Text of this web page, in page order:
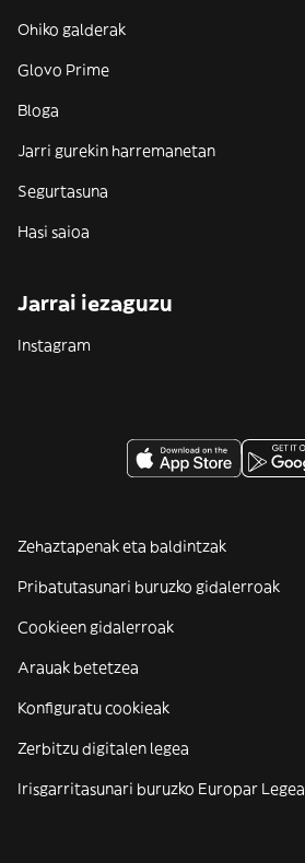
Ohiko galderak
Glovo Prime
Bloga
Jarri gurekin harremanetan
Segurtasuna
Hasi saioa
Jarrai iezaguzu
Instagram
Zehaztapenak eta baldintzak
Pribatutasunari buruzko gidalerroak
Cookieen gidalerroak
Arauak betetzea
Konfiguratu cookieak
Zerbitzu digitalen legea
Irisgarritasunari buruzko Europar Legea